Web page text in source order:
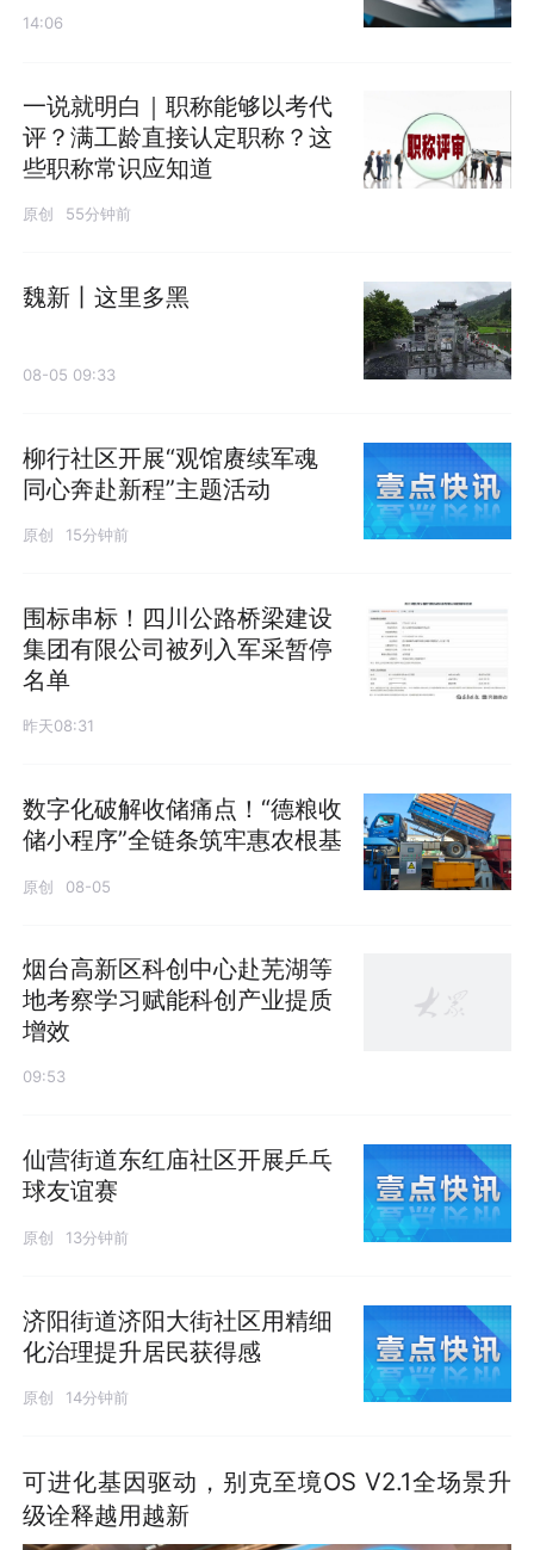
14:06
一说就明白｜职称能够以考代
评？满工龄直接认定职称？这
些职称常识应知道
原创 55分钟前
魏新丨这里多黑
08-05 09:33
柳行社区开展“观馆赓续军魂
同心奔赴新程”主题活动
原创 15分钟前
围标串标！四川公路桥梁建设
集团有限公司被列入军采暂停
名单
昨天08:31
数字化破解收储痛点！“德粮收
储小程序”全链条筑牢惠农根基
原创 08-05
烟台高新区科创中心赴芜湖等
地考察学习赋能科创产业提质
增效
09:53
仙营街道东红庙社区开展乒乓
球友谊赛
原创 13分钟前
济阳街道济阳大街社区用精细
化治理提升居民获得感
原创 14分钟前
可进化基因驱动，别克至境OS V2.1全场景升
级诠释越用越新